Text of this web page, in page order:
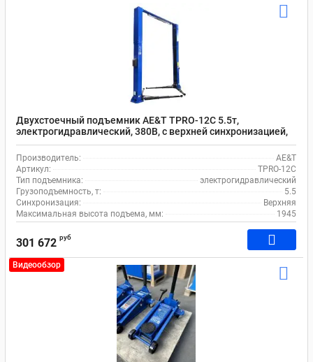
Двухстоечный подъемник AE&T TPRO-12C 5.5т,
электрогидравлический, 380В, с верхней синхронизацией,
110-1945 мм
Производитель:
AE&T
Артикул:
TPRO-12C
Тип подъемника:
электрогидравлический
Грузоподъемность, т:
5.5
Синхронизация:
Верхняя
Максимальная высота подъема, мм:
1945
301 672 руб
Видеообзор